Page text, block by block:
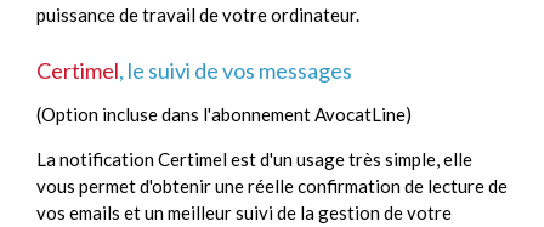
puissance de travail de votre ordinateur.
Certimel, le suivi de vos messages
(Option incluse dans l'abonnement AvocatLine)
La notification Certimel est d'un usage très simple, elle
vous permet d'obtenir une réelle confirmation de lecture de
vos emails et un meilleur suivi de la gestion de votre